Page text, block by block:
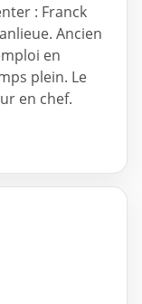
: Franck
Ancien
en
plein. Le
en chef.